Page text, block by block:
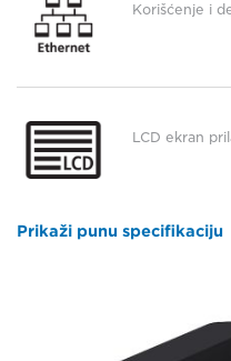
Korišćenje i
LCD ekran
Prikaži punu specifikaciju